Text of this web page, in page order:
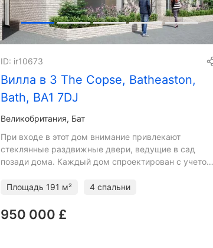
Вилла в 3 The Copse, Batheaston,
Bath, BA1 7DJ
ID: ir10673
Великобритания, Бат
При входе в этот дом внимание привлекают
стеклянные раздвижные двери, ведущие в сад
позади дома. Каждый дом спроектирован с учетом
дома. 3 The Copse име
Площадь 191 м² 4 спальни
950 000 £